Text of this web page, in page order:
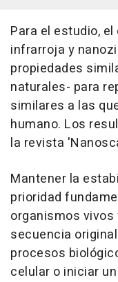
Para el estudio,
infrarroja y
propiedades
naturales- para
similares a las
humano. Los
la revista
Mantener la
prioridad
organismos vivos
secuencia
procesos
celular o iniciar